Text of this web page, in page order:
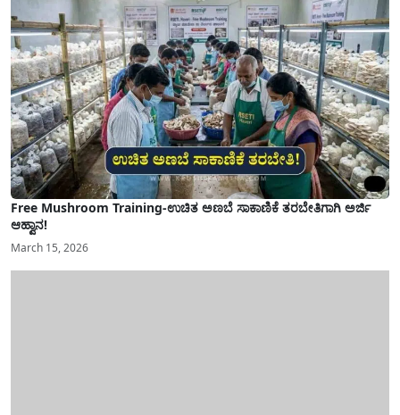
Free Mushroom Training-ಉಚಿತ ಅಣಬೆ ಸಾಕಾಣಿಕೆ ತರಬೇತಿಗಾಗಿ ಅರ್ಜಿ
ಆಹ್ವಾನ!
March 15, 2026